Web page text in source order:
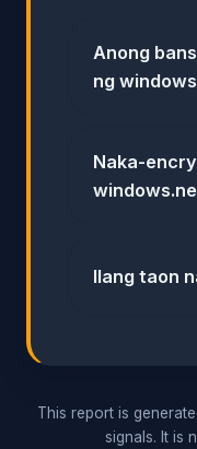
Anong
ng
Naka-
Ilang taon
This report is
signals. It is